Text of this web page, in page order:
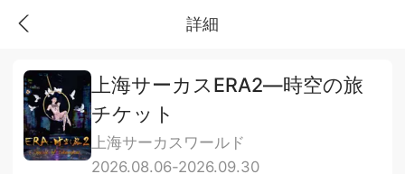
詳細
上海サーカスERA2—時空の旅
チケット
上海サーカスワールド
2026.08.06-2026.09.30